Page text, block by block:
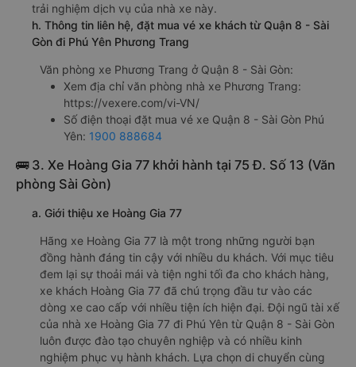
trải nghiệm dịch vụ của nhà xe này.
h. Thông tin liên hệ, đặt mua vé xe khách từ Quận 8 - Sài
Gòn đi Phú Yên Phương Trang
Văn phòng xe Phương Trang ở Quận 8 - Sài Gòn:
Xem địa chỉ văn phòng nhà xe Phương Trang:
https://vexere.com/vi-VN/
Số điện thoại đặt mua vé xe Quận 8 - Sài Gòn Phú
Yên: 1900 888684
🚌 3. Xe Hoàng Gia 77 khởi hành tại 75 Đ. Số 13 (Văn
phòng Sài Gòn)
a. Giới thiệu xe Hoàng Gia 77
Hãng xe Hoàng Gia 77 là một trong những người bạn
đồng hành đáng tin cậy với nhiều du khách. Với mục tiêu
đem lại sự thoải mái và tiện nghi tối đa cho khách hàng,
xe khách Hoàng Gia 77 đã chú trọng đầu tư vào các
dòng xe cao cấp với nhiều tiện ích hiện đại. Đội ngũ tài xế
của nhà xe Hoàng Gia 77 đi Phú Yên từ Quận 8 - Sài Gòn
luôn được đào tạo chuyên nghiệp và có nhiều kinh
nghiệm phục vụ hành khách. Lựa chọn di chuyển cùng